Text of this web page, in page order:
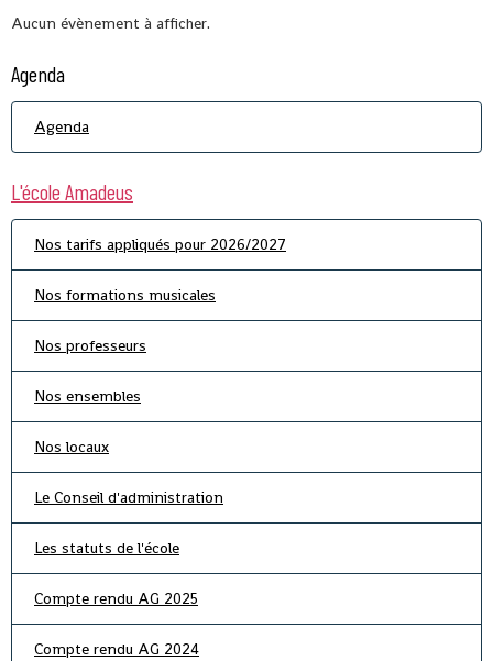
Aucun évènement à afficher.
Agenda
Agenda
L'école Amadeus
Nos tarifs appliqués pour 2026/2027
Nos formations musicales
Nos professeurs
Nos ensembles
Nos locaux
Le Conseil d'administration
Les statuts de l'école
Compte rendu AG 2025
Compte rendu AG 2024